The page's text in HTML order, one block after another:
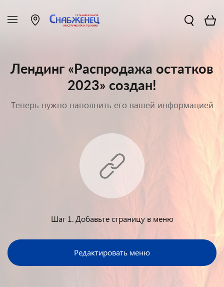
Лендинг «Распродажа остатков
2023» создан!
Теперь нужно наполнить его вашей информацией
Шаг 1. Добавьте страницу в меню
Редактировать меню